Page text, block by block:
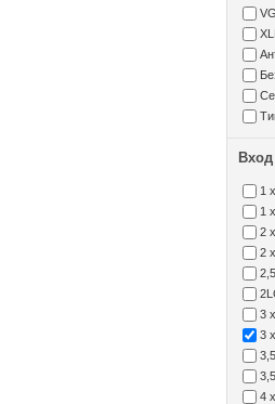
Вход
1
1
2
2
3
3
4